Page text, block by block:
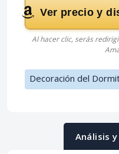
Ver precio y
Al hacer clic, serás
Decoración del
Análisis